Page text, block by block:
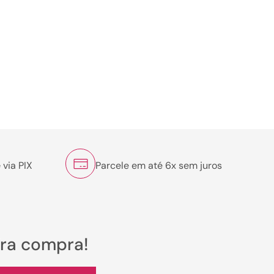
PIX Parcele em até 6x sem juros
compra!